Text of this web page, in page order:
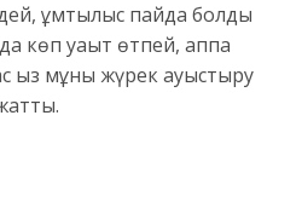
ұмтылыс пайда болды
көп уақыт өтпей, аппақ
қыз мұны жүрек ауыстыру